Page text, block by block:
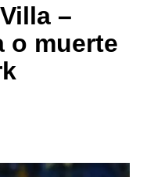
–
o muerte